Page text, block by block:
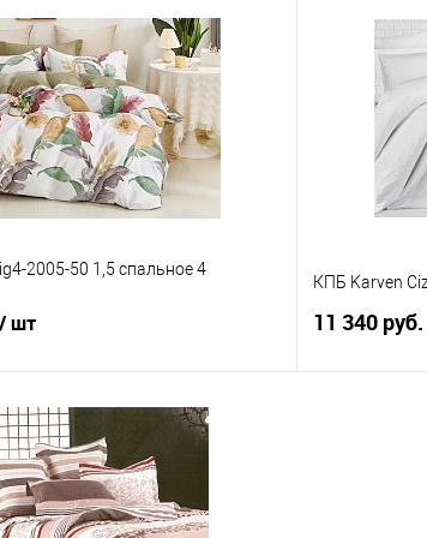
Сравнение
В наличии
Купить в 1
В избранное
2005-50 1,5 спальное 4
/ шт
В корзину
Сравнение
В наличии
КПБ Karven
11 340 руб.